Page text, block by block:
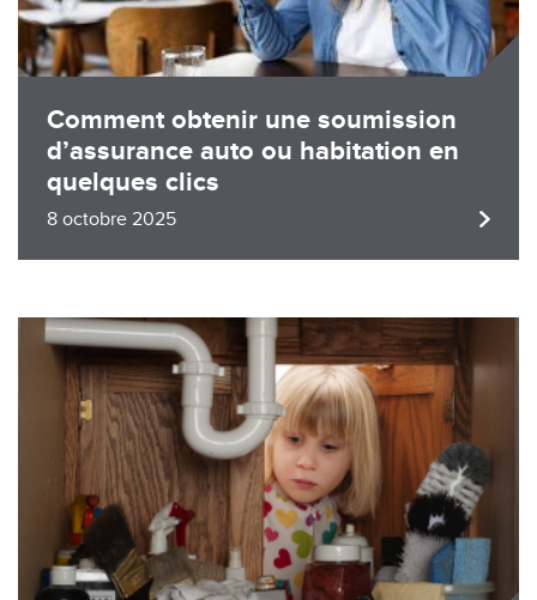
Comment obtenir une soumission
d’assurance auto ou habitation en
quelques clics
8 octobre 2025
Image